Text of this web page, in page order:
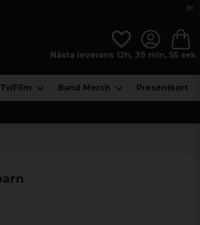
Nästa leverans 12h, 39 min, 55 sek
Tv/Film Band Merch Presentkort